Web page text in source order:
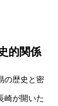
的関係
の歴史と密
崎が開いた